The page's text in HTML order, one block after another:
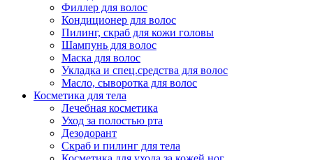
Филлер для волос
Кондиционер для волос
Пилинг, скраб для кожи головы
Шампунь для волос
Маска для волос
Укладка и спец.средства для волос
Масло, сыворотка для волос
Косметика для тела
Лечебная косметика
Уход за полостью рта
Дезодорант
Скраб и пилинг для тела